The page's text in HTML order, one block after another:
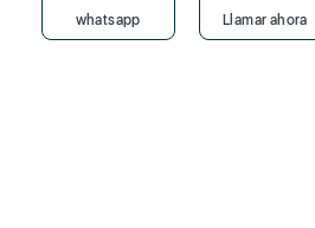
whatsapp Llamar ahora